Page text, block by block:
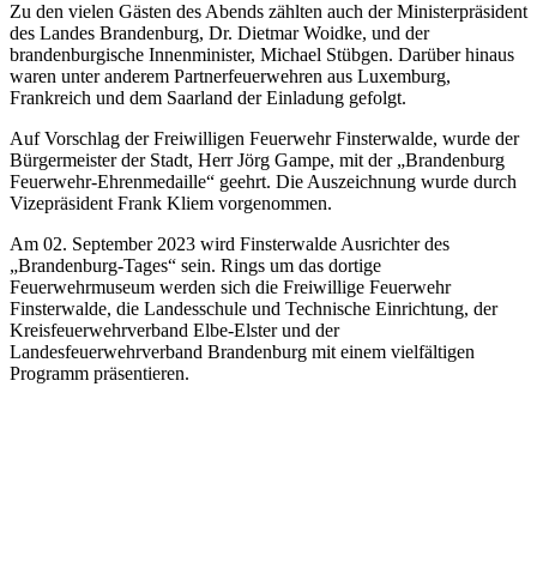
Zu den vielen Gästen des Abends zählten auch der Ministerpräsident
des Landes Brandenburg, Dr. Dietmar Woidke, und der
brandenburgische Innenminister, Michael Stübgen. Darüber hinaus
waren unter anderem Partnerfeuerwehren aus Luxemburg,
Frankreich und dem Saarland der Einladung gefolgt.
Auf Vorschlag der Freiwilligen Feuerwehr Finsterwalde, wurde der
Bürgermeister der Stadt, Herr Jörg Gampe, mit der „Brandenburg
Feuerwehr-Ehrenmedaille“ geehrt. Die Auszeichnung wurde durch
Vizepräsident Frank Kliem vorgenommen.
Am 02. September 2023 wird Finsterwalde Ausrichter des
„Brandenburg-Tages“ sein. Rings um das dortige
Feuerwehrmuseum werden sich die Freiwillige Feuerwehr
Finsterwalde, die Landesschule und Technische Einrichtung, der
Kreisfeuerwehrverband Elbe-Elster und der
Landesfeuerwehrverband Brandenburg mit einem vielfältigen
Programm präsentieren.